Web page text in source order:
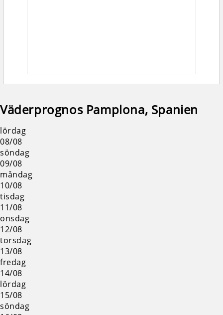
Väderprognos Pamplona, Spanien
lördag
08/08
söndag
09/08
måndag
10/08
tisdag
11/08
onsdag
12/08
torsdag
13/08
fredag
14/08
lördag
15/08
söndag